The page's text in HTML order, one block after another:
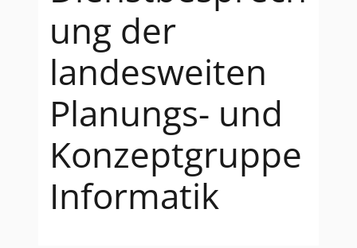
ung der
landesweiten
Planungs- und
Konzeptgruppe
Informatik